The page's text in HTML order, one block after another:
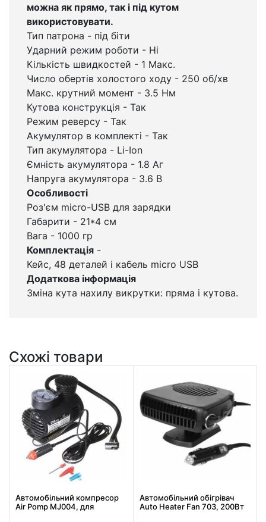
можна як прямо, так і під кутом
використовувати.
Тип патрона - під біти
Ударний режим роботи - Ні
Кількість швидкостей - 1 Макс.
Число обертів холостого ходу - 250 об/хв
Макс. крутний момент - 3.5 Нм
Кутова конструкція - Так
Режим реверсу - Так
Акумулятор в комплекті - Так
Тип акумулятора - Li-Ion
Ємність акумулятора - 1.8 Аг
Напруга акумулятора - 3.6 В
Особливості
Роз'єм micro-USB для зарядки
Габарити - 21*4 см
Вага - 1000 гр
Комплектація -
Кейс, 48 деталей і кабель micro USB
Додаткова інформація
Зміна кута нахилу викрутки: пряма і кутова.
Схожі товари
Автомобільний компресор
Air Pomp MJ004, для
Автомобільний обігрівач
Auto Heater Fan 703, 200Вт